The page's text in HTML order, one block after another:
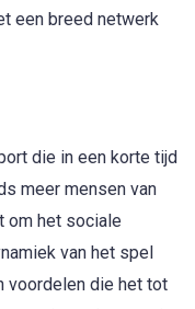
een breed netwerk
die in een korte tijd
meer mensen van
om het sociale
van het spel
voordelen die het tot